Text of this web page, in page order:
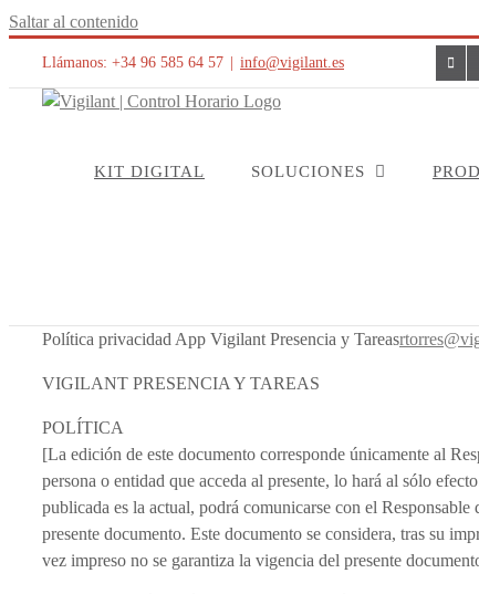
Saltar al contenido
Llámanos: +34 96 585 64 57 info@vigilant.es
KIT DIGITAL SOLUCIONES
Política privacidad App Vigilant Presencia y Tareas
VIGILANT PRESENCIA Y TAREAS
POLÍTICA
[La edición de este documento corresponde únicamente al
persona o entidad que acceda al presente, lo hará al sólo
publicada es la actual, podrá comunicarse con el
presente documento. Este documento se considera, tras su
vez impreso no se garantiza la vigencia del presente